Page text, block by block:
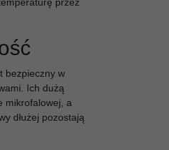
bezpieczny w
Ich dużą
mikrofalowej, a
dłużej pozostają